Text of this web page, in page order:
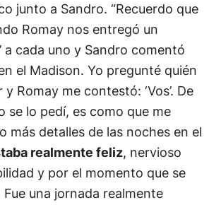
junto a Sandro. “Recuerdo que
Romay nos entregó un
a cada uno y Sandro comentó
el Madison. Yo pregunté quién
Romay me contestó: ‘Vos’. De
se lo pedí, es como que me
más detalles de las noches en el
realmente feliz, nervioso
y por el momento que se
una jornada realmente